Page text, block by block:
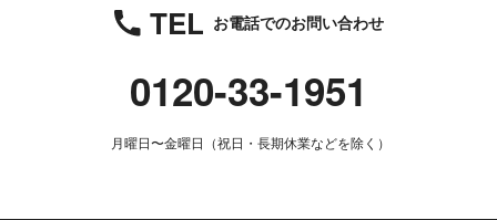
TEL お電話でのお問い合わせ
0120-33-1951
月曜日〜金曜日（祝日・長期休業などを除く）